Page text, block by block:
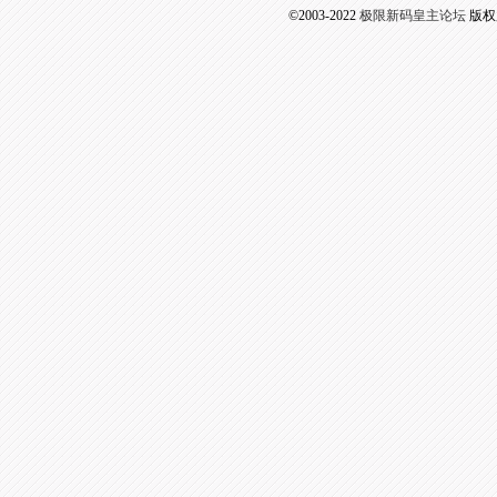
©2003-2022 极限新码皇主论坛版权